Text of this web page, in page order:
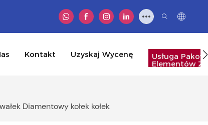
Kontakt Uzyskaj Wycenę Usługa
Elementów
Diamentowy kołek kołek